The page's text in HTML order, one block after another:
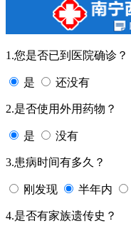
1.您是否已到医院确诊？
是 还没有
2.是否使用外用药物？
是 没有
3.患病时间有多久？
刚发现 半年内
4.是否有家族遗传史？